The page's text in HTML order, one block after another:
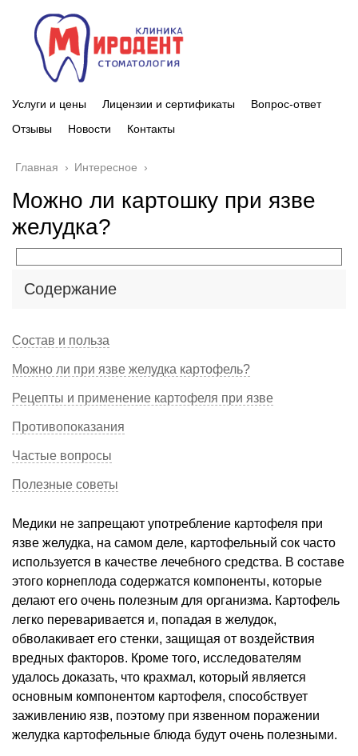
Услуги и цены Лицензии и сертификаты
Вопрос-ответ
Отзывы
Новости Контакты
Главная › Интересное ›
Можно ли картошку при язве
желудка?
Содержание
Состав и польза
Можно ли при язве желудка картофель?
Рецепты и применение картофеля при язве
Противопоказания
Частые вопросы
Полезные советы
Медики не запрещают употребление картофеля при
язве желудка, на самом деле, картофельный сок часто
используется в качестве лечебного средства. В составе
этого корнеплода содержатся компоненты, которые
делают его очень полезным для организма. Картофель
легко переваривается и, попадая в желудок,
обволакивает его стенки, защищая от воздействия
вредных факторов. Кроме того, исследователям
удалось доказать, что крахмал, который является
основным компонентом картофеля, способствует
заживлению язв, поэтому при язвенном поражении
желудка картофельные блюда будут очень полезными.